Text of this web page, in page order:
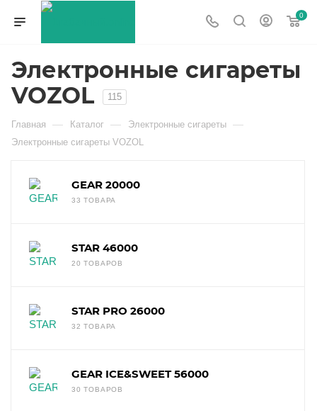
0
Электронные сигареты
VOZOL
115
Главная — Каталог — Электронные сигареты —
Электронные сигареты VOZOL
GEAR 20000
33 ТОВАРА
STAR 46000
20 ТОВАРОВ
STAR PRO 26000
32 ТОВАРА
GEAR ICE&SWEET 56000
30 ТОВАРОВ